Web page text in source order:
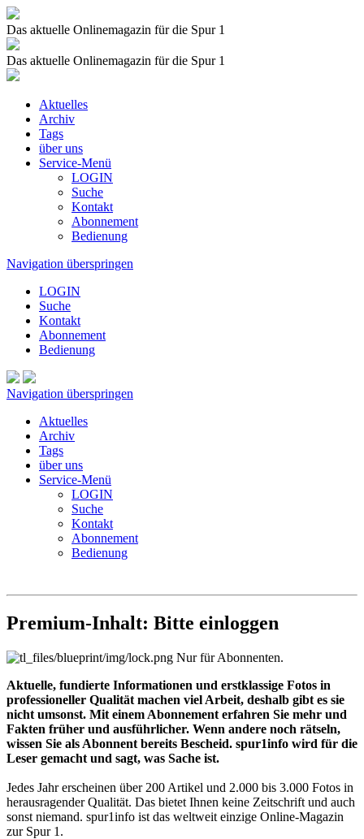
Das aktuelle Onlinemagazin für die Spur 1
Das aktuelle Onlinemagazin für die Spur 1
Aktuelles
Archiv
Tags
über uns
Service-Menü
LOGIN
Suche
Kontakt
Abonnement
Bedienung
Navigation überspringen
LOGIN
Suche
Kontakt
Abonnement
Bedienung
Navigation überspringen
Aktuelles
Archiv
Tags
über uns
Service-Menü
LOGIN
Suche
Kontakt
Abonnement
Bedienung
Premium-Inhalt: Bitte einloggen
Nur für Abonnenten.
Aktuelle, fundierte Informationen und erstklassige Fotos in
professioneller Qualität machen viel Arbeit, deshalb gibt es sie
nicht umsonst. Mit einem Abonnement erfahren Sie mehr und
Fakten früher und ausführlicher. Wenn andere noch rätseln,
wissen Sie als Abonnent bereits Bescheid. spur1info wird für die
Leser gemacht und sagt, was Sache ist.
Jedes Jahr erscheinen über 200 Artikel und 2.000 bis 3.000 Fotos in
herausragender Qualität. Das bietet Ihnen keine Zeitschrift und auch
sonst niemand. spur1info ist das weltweit einzige Online-Magazin
zur Spur 1.